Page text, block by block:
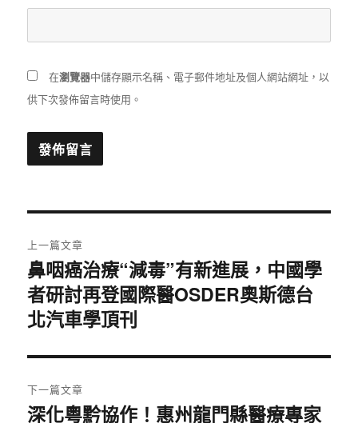
在瀏覽器中儲存顯示名稱、電子郵件地址及個人網站網址，以
供下次發佈留言時使用。
章
導
覽
上一篇文章
上
一
篇
章:
鼻咽癌治療“減毒”有新進展，中國學
者研討再登國際醫OSDER奧斯德台
北汽車學頂刊
下一篇文章
下
深化粵黔協作！惠州龍門縣醫療專家